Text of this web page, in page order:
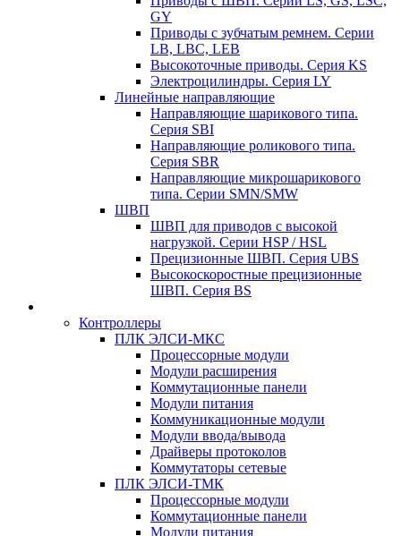
GY
Приводы с зубчатым ремнем. Серии
LB, LBC, LEB
Высокоточные приводы. Серия KS
Электроцилиндры. Серия LY
Линейные направляющие
Направляющие шарикового типа.
Серия SBI
Направляющие роликового типа.
Серия SBR
Направляющие микрошарикового
типа. Серии SMN/SMW
ШВП
ШВП для приводов с высокой
нагрузкой. Серии HSP / HSL
Прецизионные ШВП. Серия UBS
Высокоскоростные прецизионные
ШВП. Серия BS
Контроллеры
ПЛК ЭЛСИ-МКС
Процессорные модули
Модули расширения
Коммутационные панели
Модули питания
Коммуникационные модули
Модули ввода/вывода
Драйверы протоколов
Коммутаторы сетевые
ПЛК ЭЛСИ-ТМК
Процессорные модули
Коммутационные панели
Модули питания